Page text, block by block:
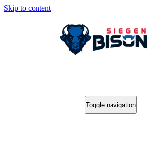
Skip to content
Toggle navigation